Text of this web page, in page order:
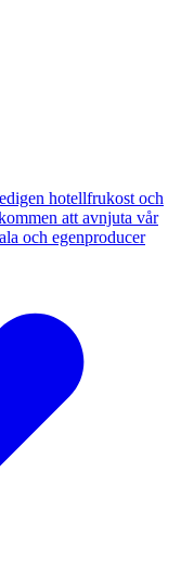
hotellfrukost och
att avnjuta vår
och egenproducer